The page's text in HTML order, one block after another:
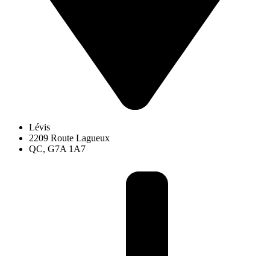
Lévis
2209 Route Lagueux
QC, G7A 1A7